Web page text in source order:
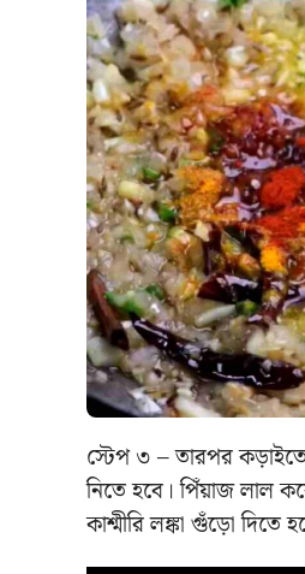
স্টেপ ৩ – তারপর
নিতে হবে। পিঁয়াজ লাল
কাশ্মীরি লঙ্কা গুঁড়ো দিতে